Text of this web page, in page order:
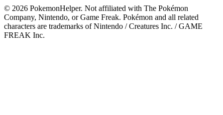
© 2026 PokemonHelper. Not affiliated with The Pokémon
Company, Nintendo, or Game Freak. Pokémon and all related
characters are trademarks of Nintendo / Creatures Inc. / GAME
FREAK Inc.